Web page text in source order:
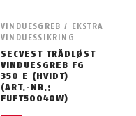
VINDUESGREB / EKSTRA
VINDUESSIKRING
SECVEST TRÅDLØST
VINDUESGREB FG
350 E (HVIDT)
(ART.-NR.:
FUFT50040W)